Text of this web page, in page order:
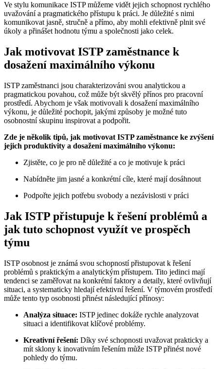
Ve stylu komunikace ISTP můžeme vidět jejich schopnost rychlého
uvažování a pragmatického přístupu k práci. Je důležité s nimi
komunikovat jasně, stručně a přímo, aby mohli efektivně plnit své
úkoly a přinášet hodnotu týmu a společnosti jako celek.
Jak motivovat ISTP zaměstnance k
dosažení maximálního výkonu
ISTP zaměstnanci jsou charakterizováni svou analytickou a
pragmatickou povahou, což může být skvělý přínos pro pracovní
prostředí. Abychom je však motivovali k dosažení maximálního
výkonu, je důležité pochopit, jakými způsoby je možné tuto
osobnostní skupinu inspirovat a podpořit.
Zde je několik tipů, jak motivovat ISTP zaměstnance ke zvýšení
jejich produktivity a dosažení maximálního výkonu:
Zjistěte, co je pro ně důležité a co je motivuje k práci
Nabídněte jim jasné a konkrétní cíle, které mají dosáhnout
Podpořte jejich potřebu svobody a nezávislosti v práci
Jak ISTP přistupuje k řešení problémů a
jak tuto schopnost využít ve prospěch
týmu
ISTP osobnost je známá svou schopností přistupovat k řešení
problémů s praktickým a analytickým přístupem. Tito jedinci mají
tendenci se zaměřovat na konkrétní faktory a detaily, které ovlivňují
situaci, a systematicky hledají efektivní řešení. V týmovém prostředí
může tento typ osobnosti přinést následující přínosy:
Analýza situace: ISTP jedinec dokáže rychle analyzovat
situaci a identifikovat klíčové problémy.
Kreativní řešení: Díky své schopnosti uvažovat prakticky a
mít sklony k inovativním řešením může ISTP přinést nové
pohledy do týmu.